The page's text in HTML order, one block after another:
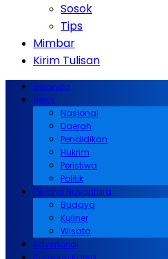
Sosok
Tips
Mimbar
Kirim Tulisan
Beranda
News
Nasional
Daerah
Pendidikan
Hukrim
Peristiwa
Politik
Pesona Nusantara
Budaya
Kuliner
Wisata
Advertorial